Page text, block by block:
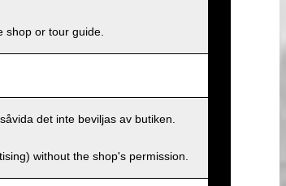
shop or tour guide.
det inte beviljas av butiken.
without the shop's permission.